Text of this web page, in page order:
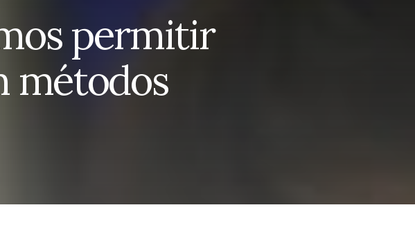
permitir
métodos